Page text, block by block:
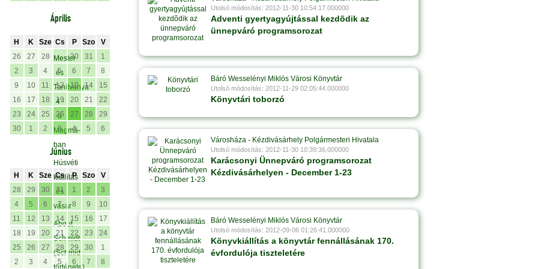
Április
H K Sze Cs P Szo
V
26
27 28
Mester
és
Tanítványa
4 -
a
Magmá-
ban
Húsvéti
kiállítás
és
vásár
About
Schmidt
(Schmidt
története)
30 31
1
2
3 4 5 6 7
8
9
10 11 12 13 14
15
16
17 18 19 20 21
22
23
24 25 26 27 28
29
30
1 2 3 4 5 6
Június
H K Sze Cs P Szo
V
28
29 30 31 1 2
3
4
5 6 7 8 9
10
11
12 13 14 15 16
17
18
19 20 21 22 23
24
25
26 27 28 29 30
1
2
3 4 5 6 7 8
Utolsó módosítás: 2012-11-30 10:54:17.000000
Adventi gyertyagyújtással kezdõdik az
ünnepváró programsorozat
Báró Wesselényi Miklós Városi Könyvtár
Utolsó módosítás: 2012-11-29 02:05:44.000000
Könyvtári toborzó
Városháza - Kézdivásárhely Polgármesteri Hivatala
Utolsó módosítás: 2012-11-30 10:39:36.000000
Karácsonyi Ünnepváró programsorozat
Kézdivásárhelyen - December 1-23
Báró Wesselényi Miklós Városi Könyvtár
Utolsó módosítás: 2012-09-06 01:26:41.000000
Könyvkiállítás a könyvtár fennállásának 170.
évfordulója tiszteletére